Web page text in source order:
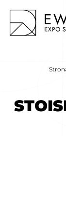
Skip
to
content
EWELD – stoiska targowe, budowa stoisk targowych